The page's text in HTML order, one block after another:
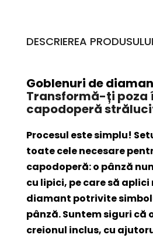
DESCRIEREA PRODUSULUI
Goblenuri de
Transformă-ți
capodoperă
Procesul este simplu!
toate cele necesare
capodoperă: o pânză
cu lipici, pe care să
diamant potrivite
pânză. Suntem siguri că
creionul inclus, cu